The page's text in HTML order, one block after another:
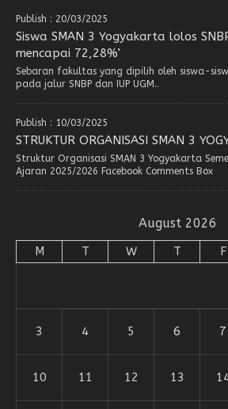
Publish : 20/03/2025
Siswa SMAN 3 Yogyakarta lolos
mencapai 72,28%’
Sebaran fakultas yang dipilih oleh siswa-
pada jalur SNBP dan IUP UGM..
Publish : 10/03/2025
STRUKTUR ORGANISASI SMAN 3
Struktur Organisasi SMAN 3 Yogyakarta
Ajaran 2025/2026 Facebook Comments Box
August 2026
M T W T F
3 4 5 6 7
10 11 12 13